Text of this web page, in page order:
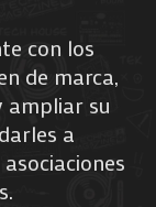
con los
de marca,
ampliar su
a